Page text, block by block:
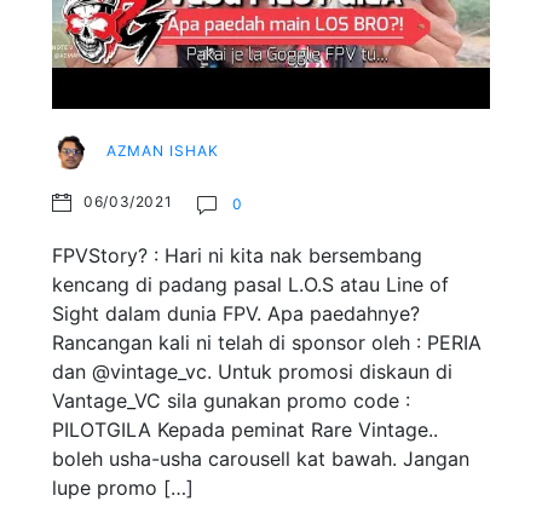
AZMAN ISHAK
06/03/2021 0
FPVStory? : Hari ni kita nak bersembang
kencang di padang pasal L.O.S atau Line of
Sight dalam dunia FPV. Apa paedahnye?
Rancangan kali ni telah di sponsor oleh : PERIA
dan @vintage_vc. Untuk promosi diskaun di
Vantage_VC sila gunakan promo code :
PILOTGILA Kepada peminat Rare Vintage..
boleh usha-usha carousell kat bawah. Jangan
lupe promo […]